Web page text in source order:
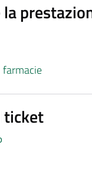
farmacie
ticket